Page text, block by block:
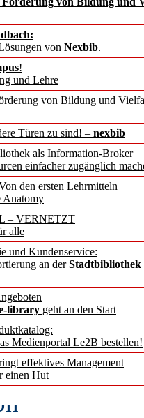
von Nexbib.
!
und Lehre
von Bildung und
Türen zu sind! – nexbib
als Information-Broker
einfacher zugänglich
den ersten Lehrmitteln
Anatomy
– VERNETZT
alle
und Kundenservice:
an derStadtbibliothek
library geht an den Start
Medienportal Le2B bestellen!
effektives Management
einen Hut
der
aus